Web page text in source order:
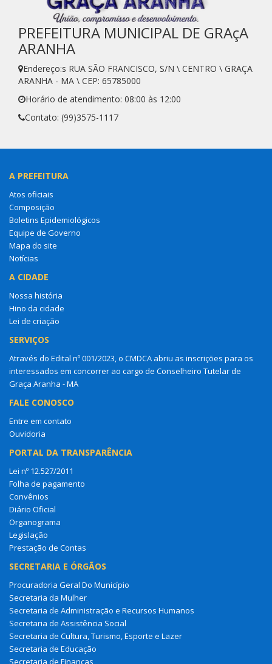
PREFEITURA MUNICIPAL DE GRAçA
ARANHA
Endereço:s RUA SÃO FRANCISCO, S/N \ CENTRO \ GRAÇA
ARANHA - MA \ CEP: 65785000
Horário de atendimento: 08:00 às 12:00
Contato: (99)3575-1117
A PREFEITURA
Atos oficiais
Composição
Boletins Epidemiológicos
Equipe de Governo
Mapa do site
Notícias
A CIDADE
Nossa história
Hino da cidade
Lei de criação
SERVIÇOS
Através do Edital nº 001/2023, o CMDCA abriu as inscrições para os
interessados em concorrer ao cargo de Conselheiro Tutelar de
Graça Aranha - MA
FALE CONOSCO
Entre em contato
Ouvidoria
PORTAL DA TRANSPARÊNCIA
Lei nº 12.527/2011
Folha de pagamento
Convênios
Diário Oficial
Organograma
Legislação
Prestação de Contas
SECRETARIA E ÓRGÃOS
Procuradoria Geral Do Município
Secretaria da Mulher
Secretaria de Administração e Recursos Humanos
Secretaria de Assistência Social
Secretaria de Cultura, Turismo, Esporte e Lazer
Secretaria de Educação
Secretaria de Finanças